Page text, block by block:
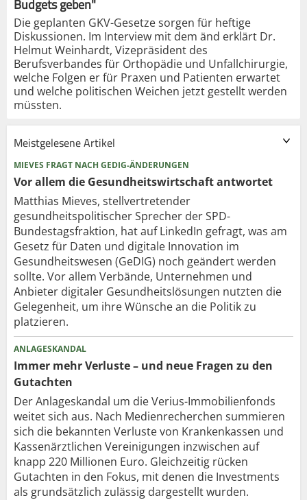
Die geplanten GKV-Gesetze sorgen für heftige
Diskussionen. Im Interview mit dem änd erklärt Dr.
Helmut Weinhardt, Vizepräsident des
Berufsverbandes für Orthopädie und Unfallchirurgie,
welche Folgen er für Praxen und Patienten erwartet
und welche politischen Weichen jetzt gestellt werden
müssten.
Meistgelesene Artikel
MIEVES FRAGT NACH GEDIG-ÄNDERUNGEN
Vor allem die Gesundheits­wirtschaft antwortet
Matthias Mieves, stellvertretender
gesundheitspolitischer Sprecher der SPD-
Bundestagsfraktion, hat auf LinkedIn gefragt, was am
Gesetz für Daten und digitale Innovation im
Gesundheitswesen (GeDIG) noch geändert werden
sollte. Vor allem Verbände, Unternehmen und
Anbieter digitaler Gesundheitslösungen nutzten die
Gelegenheit, um ihre Wünsche an die Politik zu
platzieren.
ANLAGESKANDAL
Immer mehr Verluste – und neue Fragen zu den
Gutachten
Der Anlageskandal um die Verius-Immobilienfonds
weitet sich aus. Nach Medienrecherchen summieren
sich die bekannten Verluste von Krankenkassen und
Kassenärztlichen Vereinigungen inzwischen auf
knapp 220 Millionen Euro. Gleichzeitig rücken
Gutachten in den Fokus, mit denen die Investments
als grundsätzlich zulässig dargestellt wurden.